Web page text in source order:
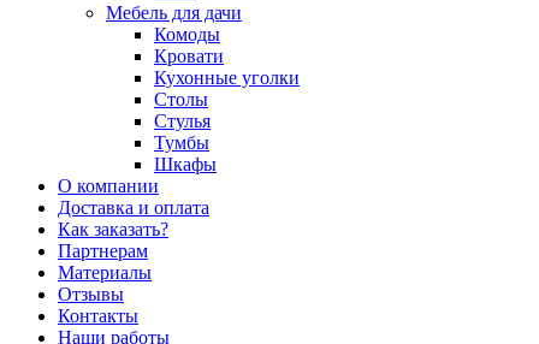
Мебель для дачи
Комоды
Кровати
Кухонные уголки
Столы
Стулья
Тумбы
Шкафы
О компании
Доставка и оплата
Как заказать?
Партнерам
Материалы
Отзывы
Контакты
Наши работы